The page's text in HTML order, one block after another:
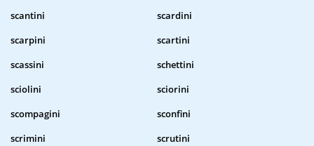
scantini
scardini
scarpini
scartini
scassini
schettini
sciolini
sciorini
scompagini
sconfini
scrimini
scrutini